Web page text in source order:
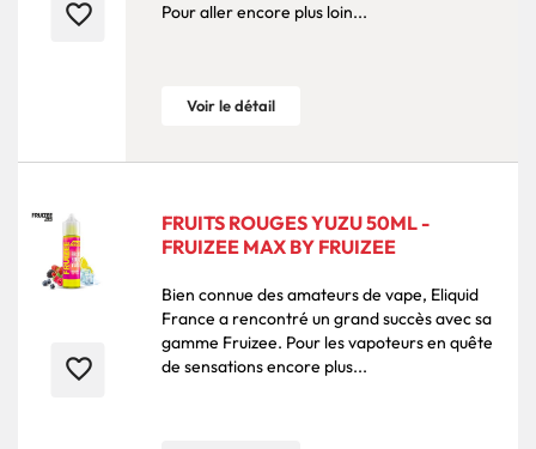
favorite_border Pour aller encore plus loin...
Voir le détail
favorite_border
FRUITS ROUGES YUZU 50ML -
FRUIZEE MAX BY FRUIZEE
Bien connue des amateurs de vape, Eliquid
France a rencontré un grand succès avec sa
gamme Fruizee. Pour les vapoteurs en quête
de sensations encore plus...